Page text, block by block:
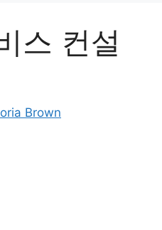
스 컨설
Brown